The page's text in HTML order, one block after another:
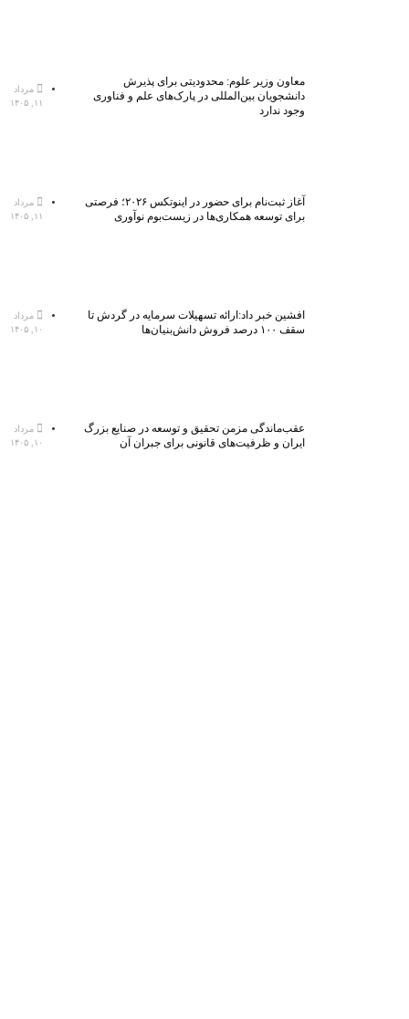
معاون وزیر علوم: محدودیتی برای پذیرش
دانشجویان بین‌المللی در پارک‌های علم و فناوری
وجود ندارد
مرداد
۱۱, ۱۴۰۵
آغاز ثبت‌نام برای حضور در اینوتکس ۲۰۲۶؛ فرصتی
برای توسعه همکاری‌ها در زیست‌بوم نوآوری
مرداد
۱۱, ۱۴۰۵
افشین خبر داد:ارائه تسهیلات سرمایه در گردش تا
سقف ۱۰۰ درصد فروش دانش‌بنیان‌ها
مرداد
۱۰, ۱۴۰۵
عقب‌ماندگی مزمن تحقیق و توسعه در صنایع بزرگ
ایران و ظرفیت‌های قانونی برای جبران آن
مرداد
۱۰, ۱۴۰۵